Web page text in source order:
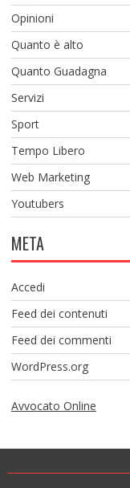
Opinioni
Quanto è alto
Quanto Guadagna
Servizi
Sport
Tempo Libero
Web Marketing
Youtubers
META
Accedi
Feed dei contenuti
Feed dei commenti
WordPress.org
Avvocato Online